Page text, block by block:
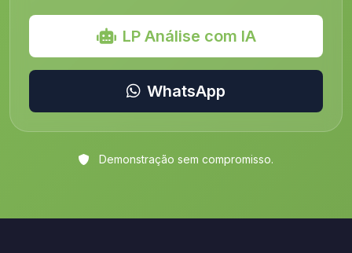
LP Análise com IA
WhatsApp
Demonstração sem compromisso.